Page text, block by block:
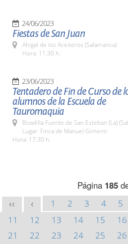
24/06/2023
Fiestas de San Juan
Ahigal de los Aceiteros (Salamanca)
Hora: 11:30 h.
23/06/2023
Tentadero de Fin de Curso de
alumnos de la Escuela de
Tauromaquia
Boadilla Fuente de San Esteban (La)
Lugar: Finca de Manuel Gimeno
Hora: 17:30 h.
Página 185
<< < 1 2 3 4 5
11
12 13 14 15 16
21
22 23 24 25 26